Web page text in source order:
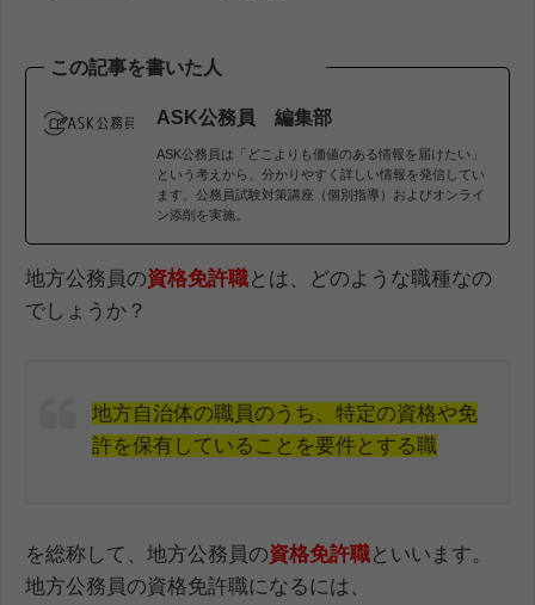
この記事を書いた人
ASK公務員 編集部
ASK公務員は「どこよりも価値のある情報を届けたい」
という考えから、分かりやすく詳しい情報を発信してい
ます。公務員試験対策講座（個別指導）およびオンライ
ン添削を実施。
地方公務員の資格免許職とは、どのような職種なの
でしょうか？
地方自治体の職員のうち、特定の資格や免
許を保有していることを要件とする職
を総称して、地方公務員の資格免許職といいます。
地方公務員の資格免許職になるには、